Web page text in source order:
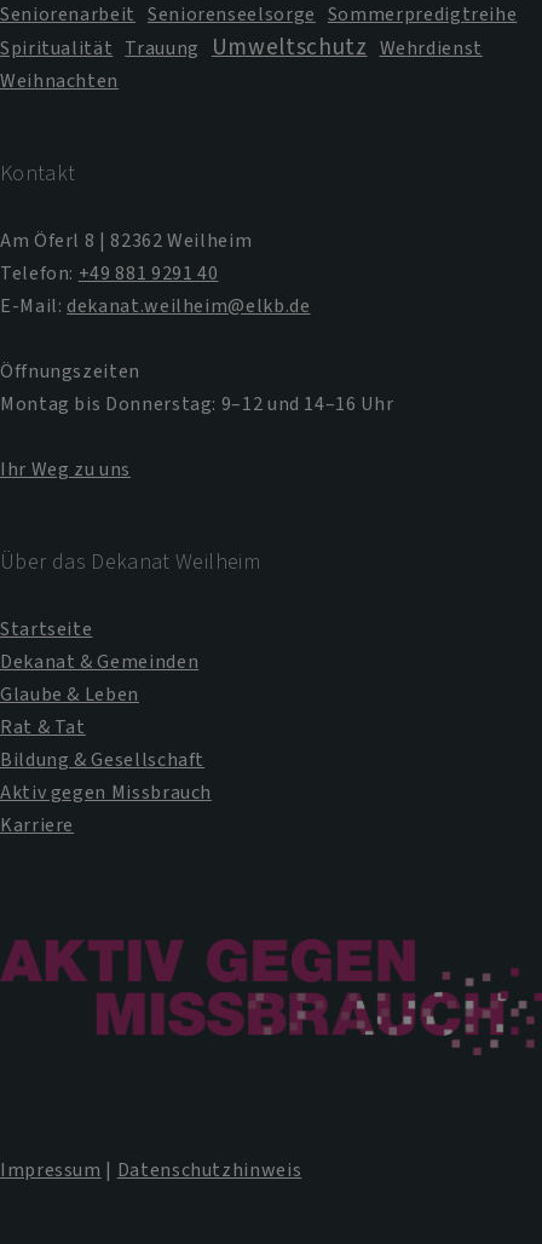
Seniorenarbeit Seniorenseelsorge Sommerpredigtreihe
Spiritualität Trauung Umweltschutz Wehrdienst
Weihnachten
Kontakt
Am Öferl 8 | 82362 Weilheim
Telefon: +49 881 9291 40
E-Mail: dekanat.weilheim@elkb.de
Öffnungszeiten
Montag bis Donnerstag: 9–12 und 14–16 Uhr
Ihr Weg zu uns
Über das Dekanat Weilheim
Startseite
Dekanat & Gemeinden
Glaube & Leben
Rat & Tat
Bildung & Gesellschaft
Aktiv gegen Missbrauch
Karriere
Impressum | Datenschutzhinweis